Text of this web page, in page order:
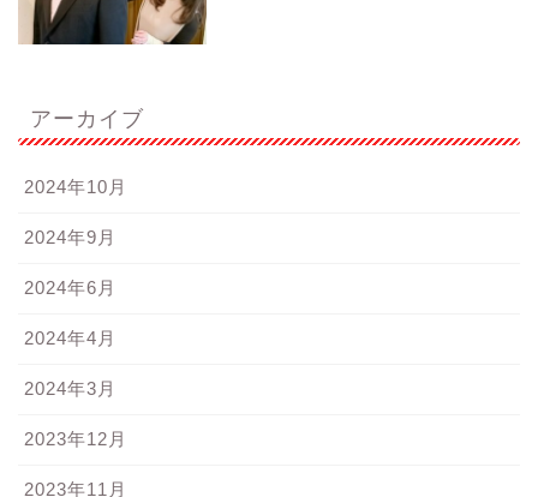
アーカイブ
2024年10月
2024年9月
2024年6月
2024年4月
2024年3月
2023年12月
2023年11月